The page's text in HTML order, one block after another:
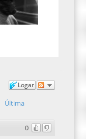
Logar
Última
0